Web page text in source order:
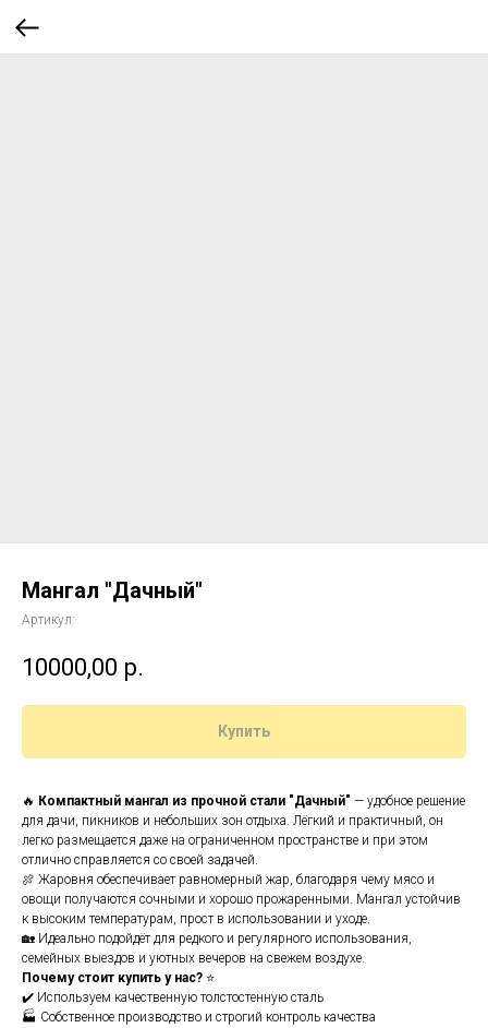
Мангал "Дачный"
Артикул:
10000,00 р.
Купить
🔥 Компактный мангал из прочной стали "Дачный" — удобное решение
для дачи, пикников и небольших зон отдыха. Лёгкий и практичный, он
легко размещается даже на ограниченном пространстве и при этом
отлично справляется со своей задачей.
🍖 Жаровня обеспечивает равномерный жар, благодаря чему мясо и
овощи получаются сочными и хорошо прожаренными. Мангал устойчив
к высоким температурам, прост в использовании и уходе.
🏡 Идеально подойдёт для редкого и регулярного использования,
семейных выездов и уютных вечеров на свежем воздухе.
Почему стоит купить у нас? ⭐
✔️ Используем качественную толстостенную сталь
🏭 Собственное производство и строгий контроль качества